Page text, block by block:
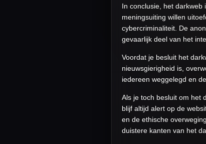
In conclusie, het darkweb
meningsuiting willen
cybercriminaliteit. De
gevaarlijk deel van het
Voordat je besluit het
nieuwsgierigheid is,
iedereen weggelegd en
Als je toch besluit om het
blijf altijd alert op de
en de ethische
duistere kanten van het